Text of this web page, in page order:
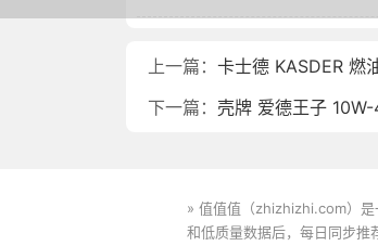
上一篇： 卡士德 KASDER 燃
下一篇： 壳牌 爱德王子
» 值值值（zhizhizhi.com）是
和低质量数据后，每日同步